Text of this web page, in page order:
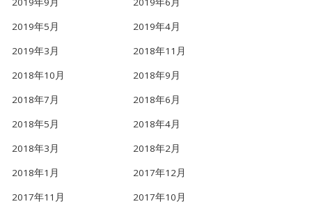
2019年5月
2019年4月
2019年3月
2018年11月
2018年10月
2018年9月
2018年7月
2018年6月
2018年5月
2018年4月
2018年3月
2018年2月
2018年1月
2017年12月
2017年11月
2017年10月